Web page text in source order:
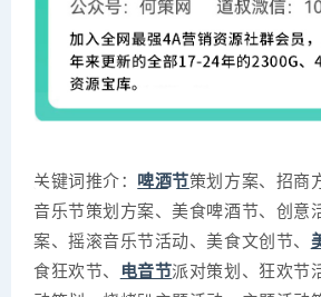
关键词推介： 啤酒节策划方案、招商
音乐节策划方案、美食啤酒节、创意
案、摇滚音乐节活动、美食文创节、
食狂欢节、
电音节派对策划、狂欢节